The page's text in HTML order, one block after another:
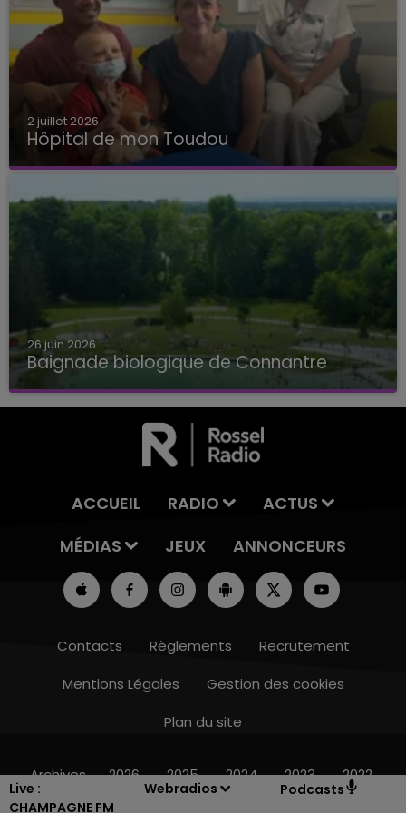
Live :
CHAMPAGNE FM
Webradios Podcasts
15h00 - 19h00
2 juillet 2026
Hôpital de mon Toudou
Hôpital de mon Toudou
26 juin 2026
Baignade biologique de Connantre
Baignade biologique de Connantre
ACCUEIL RADIO
ACTUS
MÉDIAS
JEUX ANNONCEURS
Contacts Règlements
Recrutement
Mentions Légales
Gestion des cookies
Plan du site
Archives 2026 2025 2024 2023 2022